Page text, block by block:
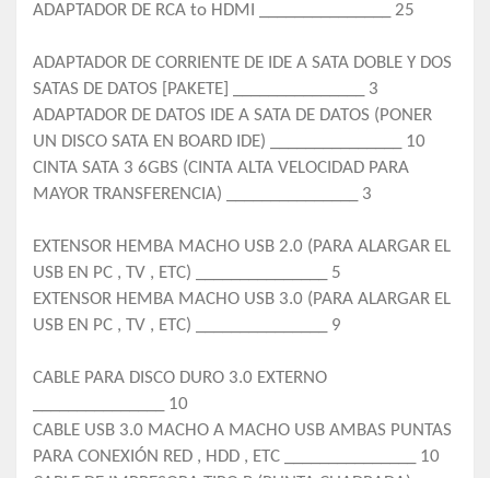
ADAPTADOR DE RCA to HDMI _______________ 25
ADAPTADOR DE CORRIENTE DE IDE A SATA DOBLE Y DOS
SATAS DE DATOS [PAKETE] _______________ 3
ADAPTADOR DE DATOS IDE A SATA DE DATOS (PONER
UN DISCO SATA EN BOARD IDE) _______________ 10
CINTA SATA 3 6GBS (CINTA ALTA VELOCIDAD PARA
MAYOR TRANSFERENCIA) _______________ 3
EXTENSOR HEMBA MACHO USB 2.0 (PARA ALARGAR EL
USB EN PC , TV , ETC) _______________ 5
EXTENSOR HEMBA MACHO USB 3.0 (PARA ALARGAR EL
USB EN PC , TV , ETC) _______________ 9
CABLE PARA DISCO DURO 3.0 EXTERNO
_______________ 10
CABLE USB 3.0 MACHO A MACHO USB AMBAS PUNTAS
PARA CONEXIÓN RED , HDD , ETC _______________ 10